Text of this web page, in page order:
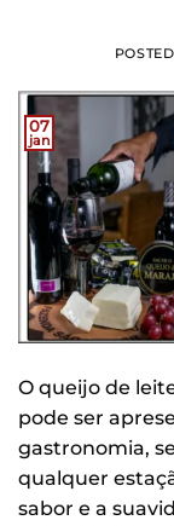
07
jan
O queijo de
pode ser
gastronomia,
qualquer
sabor e a